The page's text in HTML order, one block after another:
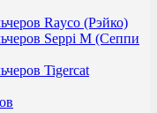
Rayco (Рэйко)
Seppi M (Сеппи
Tigercat